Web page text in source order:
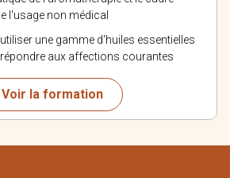
l'usage non médical
une gamme d'huiles essentielles
aux affections courantes
Voir la formation